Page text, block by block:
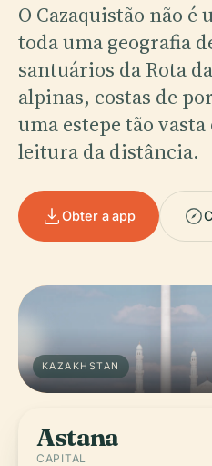
O Cazaquistão não é
toda uma geografia
santuários da Rota
alpinas, costas de
uma estepe tão
leitura da distância.
Obter a app
KAZAKHSTAN
Astana
CAPITAL